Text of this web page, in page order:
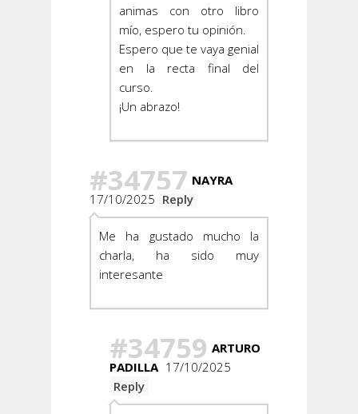
animas con otro libro
mío, espero tu opinión.
Espero que te vaya genial
en la recta final del
curso.
¡Un abrazo!
#34757 NAYRA
17/10/2025 Reply
Me ha gustado mucho la
charla, ha sido muy
interesante
#34759 ARTURO
PADILLA 17/10/2025
Reply